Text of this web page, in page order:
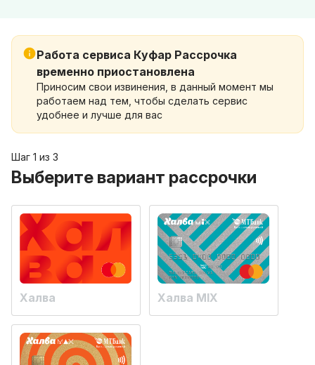
Работа сервиса Куфар Рассрочка
временно приостановлена
Приносим свои извинения, в данный момент мы
работаем над тем, чтобы сделать сервис
удобнее и лучше для вас
Шаг 1 из 3
Выберите вариант рассрочки
Халва Халва MIX